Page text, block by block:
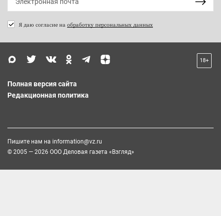
Я даю согласие на обработку персональных данных
18+
Полная версия сайта
Редакционная политика
Пишите нам на information@vz.ru
© 2005 — 2026 ООО Деловая газета «Взгляд»